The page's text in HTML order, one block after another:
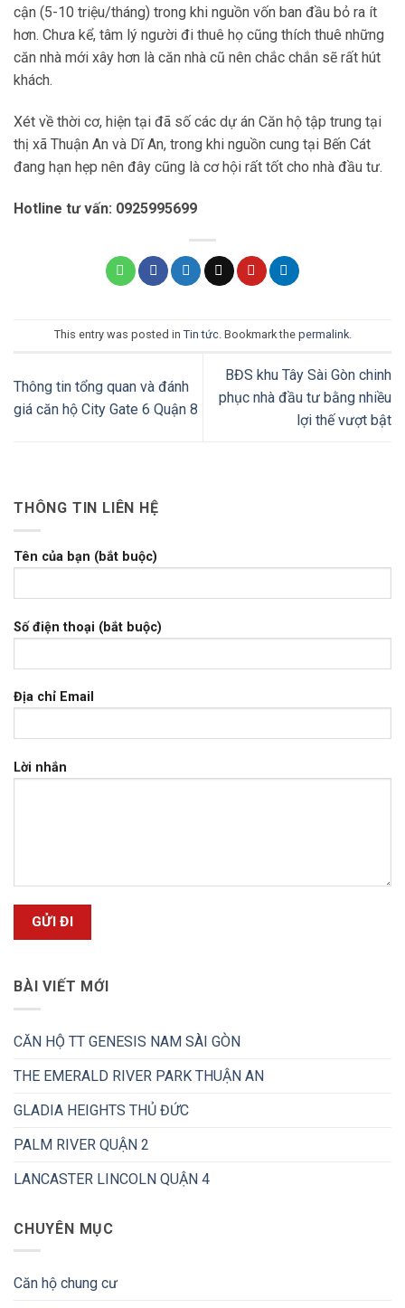
cận (5-10 triệu/tháng) trong khi nguồn vốn ban đầu bỏ ra ít
hơn. Chưa kể, tâm lý người đi thuê họ cũng thích thuê những
căn nhà mới xây hơn là căn nhà cũ nên chắc chắn sẽ rất hút
khách.
Xét về thời cơ, hiện tại đã số các dự án Căn hộ tập trung tại
thị xã Thuận An và Dĩ An, trong khi nguồn cung tại Bến Cát
đang hạn hẹp nên đây cũng là cơ hội rất tốt cho nhà đầu tư.
Hotline tư vấn: 0925995699
This entry was posted in Tin tức. Bookmark the permalink.
Thông tin tổng quan và đánh
giá căn hộ City Gate 6 Quận 8
BĐS khu Tây Sài Gòn chinh
phục nhà đầu tư bằng nhiều
lợi thế vượt bật
THÔNG TIN LIÊN HỆ
Tên của bạn (bắt buộc)
Số điện thoại (bắt buộc)
Địa chỉ Email
Lời nhắn
BÀI VIẾT MỚI
CĂN HỘ TT GENESIS NAM SÀI GÒN
THE EMERALD RIVER PARK THUẬN AN
GLADIA HEIGHTS THỦ ĐỨC
PALM RIVER QUẬN 2
LANCASTER LINCOLN QUẬN 4
CHUYÊN MỤC
Căn hộ chung cư